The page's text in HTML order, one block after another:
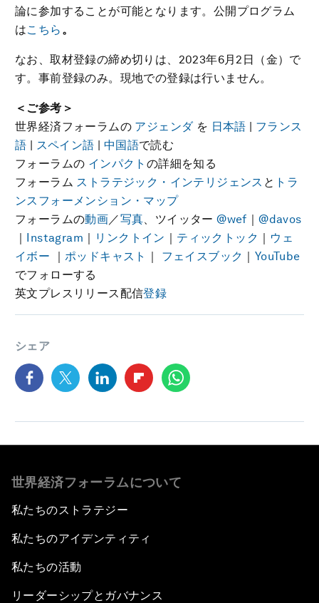
論に参加することが可能となります。公開プログラム
はこちら 。
なお、取材登録の締め切りは、2023年6月2日（金）で
す。事前登録のみ。現地での登録は行いません。
＜ご参考＞
世界経済フォーラムの アジェンダを 日本語 | フランス
語 | スペイン語 | 中国語で読む
フォーラムの インパクト の詳細を知る
フォーラム ストラテジック・インテリジェンス と トラ
ンスフォーメンション・マップ
フォーラムの動画／写真、ツイッター@wef ｜@davos
｜ Instagram ｜ リンクトイン ｜ ティックトック ｜ ウェ
イボー ｜ポッドキャスト ｜ フェイスブック ｜ YouTube
でフォローする
英文プレスリリース配信登録
シェア
世界経済フォーラムについて
私たちのストラテジー
私たちのアイデンティティ
私たちの活動
リーダーシップとガバナンス